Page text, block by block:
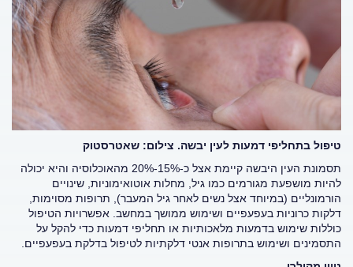
טיפול בתחליפי דמעות לעין יבשה. צילום: שאטרסטוק
תסמונת העין היבשה קיימת אצל כ-15%-20% מהאוכלוסיה והיא יכולה
להיות מושפעת מגורמים כמו גיל, מחלות אוטואימוניות, שינויים
הורמונליים (במיוחד אצל נשים לאחר גיל המעבר), תרופות מסוימות,
דלקות כרוניות בעפעפיים ושימוש ממושך במחשב. אפשרויות הטיפול
כוללות שימוש בדמעות מלאכותיות או תחליפי דמעות כדי להקל על
התסמינים ושימוש בתרופות אנטי דלקתיות לטיפול בדלקת בעפעפיים.